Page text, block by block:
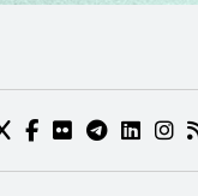
DO NIC.BR
DO NIC.BR
FACEBOOK DO
FLICKR DO
TELEGRAM